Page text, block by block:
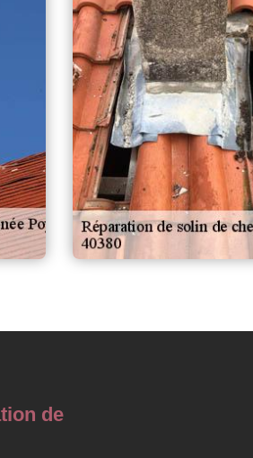
de